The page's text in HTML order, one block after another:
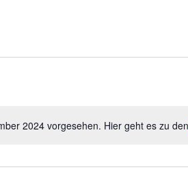
Hinweis
2024 vorgesehen. Hier geht es zu den